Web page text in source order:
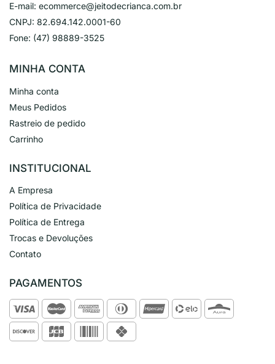
E-mail: ecommerce@jeitodecrianca.com.br
CNPJ: 82.694.142.0001-60
Fone: (47) 98889-3525
MINHA CONTA
Minha conta
Meus Pedidos
Rastreio de pedido
Carrinho
INSTITUCIONAL
A Empresa
Política de Privacidade
Política de Entrega
Trocas e Devoluções
Contato
PAGAMENTOS